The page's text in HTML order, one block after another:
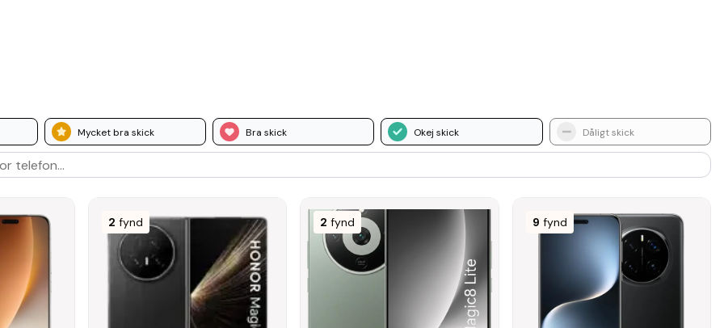
Mycket bra skick Bra skick Okej skick Dåligt skick
2 fynd 2 fynd 9 fynd